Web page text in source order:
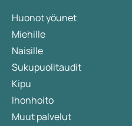
Huonot yöunet
Miehille
Naisille
Sukupuolitaudit
Kipu
Ihonhoito
Muut palvelut